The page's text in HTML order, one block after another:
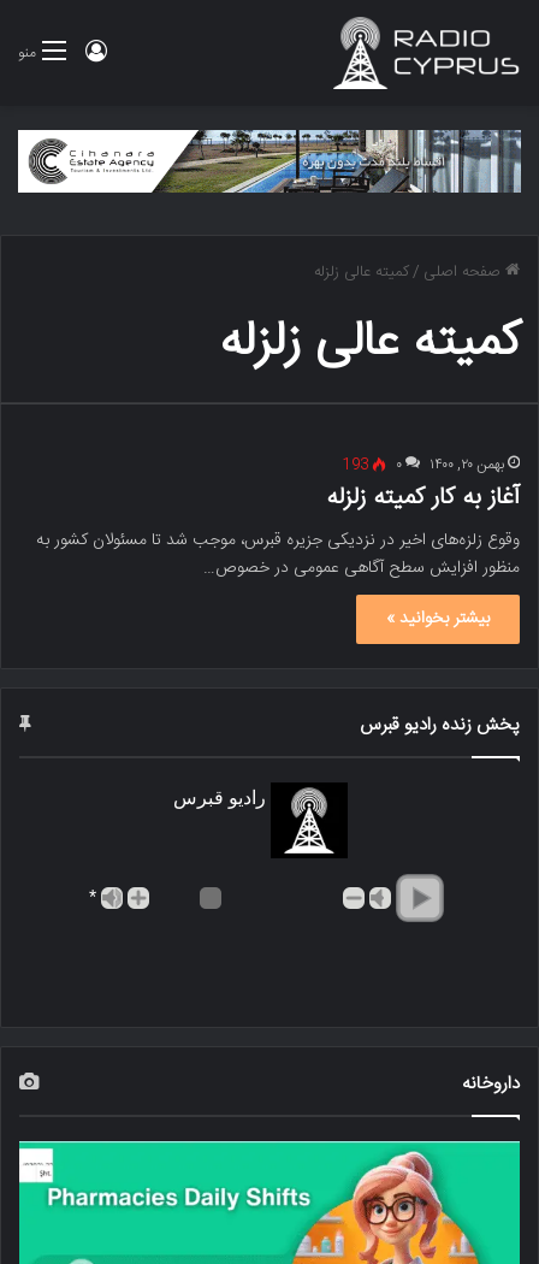
منو ورود
صفحه اصلی /کمیته عالی زلزله
کمیته عالی زلزله
بهمن ۲۰, ۱۴۰۰ ۰ 193
آغاز به کار کمیته زلزله
وقوع زلزه‌های اخیر در نزدیکی جزیره قبرس، موجب شد تا مسئولان کشور به
منظور افزایش سطح آگاهی عمومی در خصوص…
بیشتر بخوانید »
پخش زنده رادیو قبرس
رادیو قبرس
*
داروخانه